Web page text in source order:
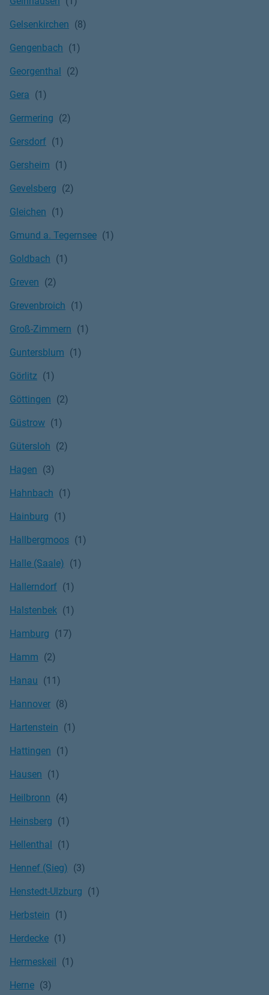
Gelsenkirchen
Gengenbach
Georgenthal
Gera
Germering
Gersdorf
Gersheim
Gevelsberg
Gleichen
Gmund a. Tegernsee
Goldbach
Greven
Grevenbroich
Groß-Zimmern
Guntersblum
Görlitz
Göttingen
Güstrow
Gütersloh
Hagen
Hahnbach
Hainburg
Hallbergmoos
Halle (Saale)
Hallerndorf
Halstenbek
Hamburg
Hamm
Hanau
Hannover
Hartenstein
Hattingen
Hausen
Heilbronn
Heinsberg
Hellenthal
Hennef (Sieg)
Henstedt-Ulzburg
Herbstein
Herdecke
Hermeskeil
Herne